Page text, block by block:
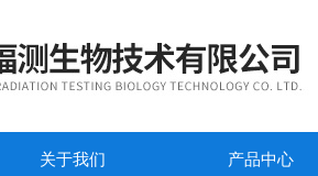
关于我们 产品中心